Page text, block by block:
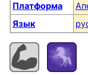
Платформа
Язык